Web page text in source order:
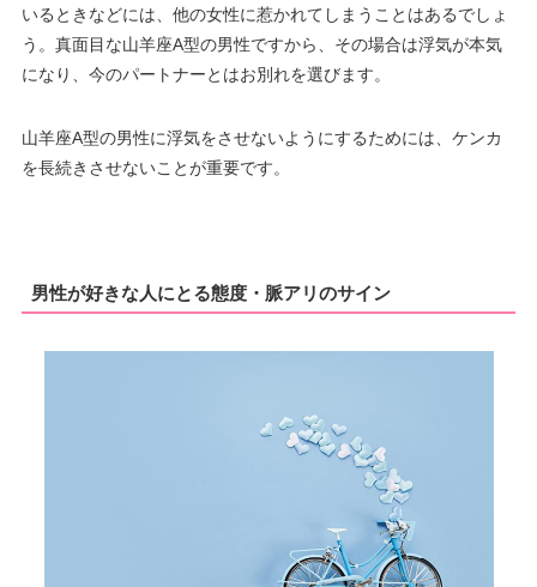
いるときなどには、他の女性に惹かれてしまうことはあるでしょ
う。真面目な山羊座A型の男性ですから、その場合は浮気が本気
になり、今のパートナーとはお別れを選びます。
山羊座A型の男性に浮気をさせないようにするためには、ケンカ
を長続きさせないことが重要です。
男性が好きな人にとる態度・脈アリのサイン